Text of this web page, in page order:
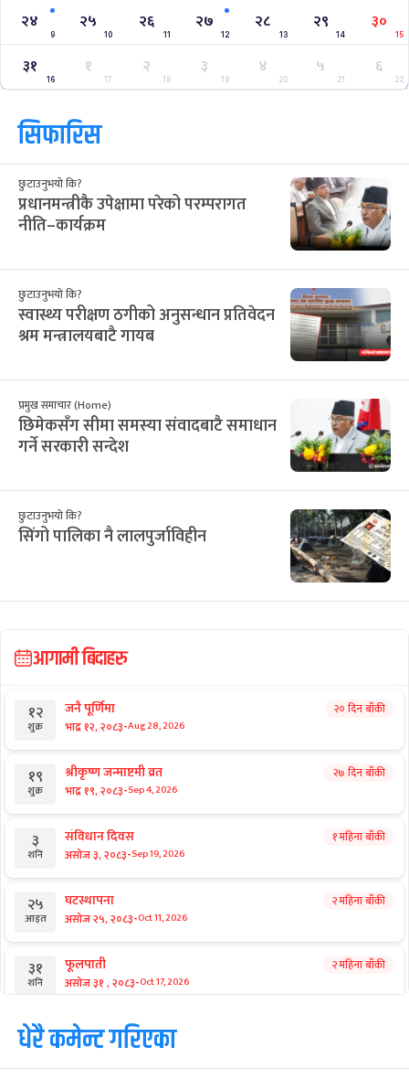
२४
9
२५
10
२६
11
२७
12
२८
13
२९
14
३०
15
३१
16
१
17
२
18
३
19
४
20
५
21
६
22
सिफारिस
छुटाउनुभयो कि?
प्रधानमन्त्रीकै उपेक्षामा परेको परम्परागत
नीति–कार्यक्रम
छुटाउनुभयो कि?
स्वास्थ्य परीक्षण ठगीको अनुसन्धान प्रतिवेदन
श्रम मन्त्रालयबाटै गायब
प्रमुख समाचार (Home)
छिमेकसँग सीमा समस्या संवादबाटै समाधान
गर्ने सरकारी सन्देश
छुटाउनुभयो कि?
सिंगो पालिका नै लालपुर्जाविहीन
आगामी बिदाहरु
१२
शुक्र
जनै पूर्णिमा
भाद्र १२, २०८३-Aug 28, 2026
२० दिन बाँकी
१९
शुक्र
श्रीकृष्ण जन्माष्टमी व्रत
भाद्र १९, २०८३-Sep 4, 2026
२७ दिन बाँकी
३
शनि
संविधान दिवस
असोज ३, २०८३-Sep 19, 2026
१ महिना बाँकी
२५
आइत
घटस्थापना
असोज २५, २०८३-Oct 11, 2026
२ महिना बाँकी
३१
शनि
फूलपाती
असोज ३१ , २०८३-Oct 17, 2026
२ महिना बाँकी
१
आइत
कार्तिक सङ्क्रान्ति
कार्तिक १, २०८३-Oct 18, 2026
धेरै कमेन्ट गरिएका